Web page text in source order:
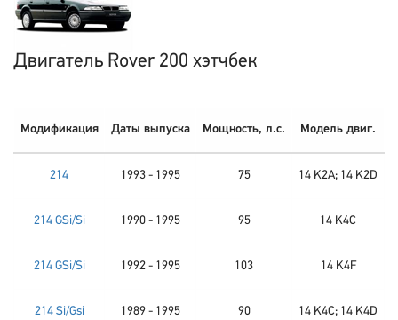
Двигатель Rover 200 хэтчбек
Модификация Даты выпуска Мощность, л.с. Модель двиг.
214 1993 - 1995 75 14 K2A; 14 K2D
214 GSi/Si 1990 - 1995 95 14 K4C
214 GSi/Si 1992 - 1995 103 14 K4F
214 Si/Gsi 1989 - 1995 90 14 K4C; 14 K4D